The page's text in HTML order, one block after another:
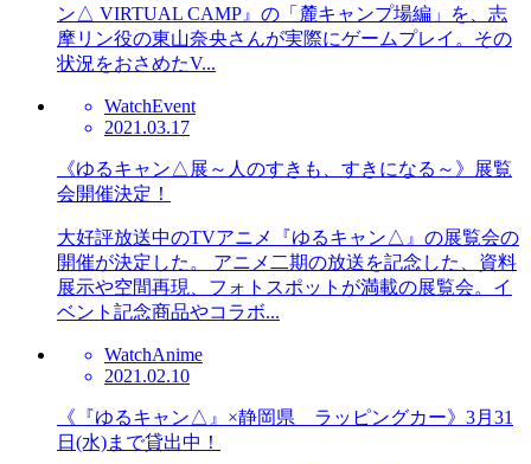
ン△ VIRTUAL CAMP』の「麓キャンプ場編」を、志
摩リン役の東山奈央さんが実際にゲームプレイ。その
状況をおさめたV...
WatchEvent
2021.03.17
《ゆるキャン△展～人のすきも、すきになる～》展覧
会開催決定！
大好評放送中のTVアニメ『ゆるキャン△』の展覧会の
開催が決定した。 アニメ二期の放送を記念した、資料
展示や空間再現、フォトスポットが満載の展覧会。イ
ベント記念商品やコラボ...
WatchAnime
2021.02.10
《『ゆるキャン△』×静岡県 ラッピングカー》3月31
日(水)まで貸出中！